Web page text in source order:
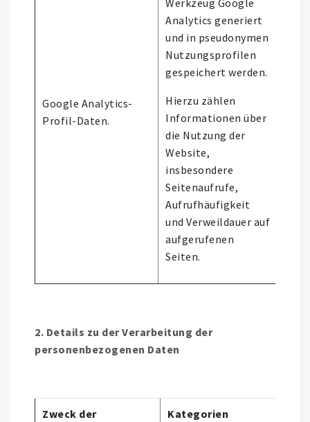
Google Analytics-
Profil-Daten.
Werkzeug Google
Analytics generiert
und in pseudonymen
Nutzungsprofilen
gespeichert werden.
Hierzu zählen
Informationen über
die Nutzung der
Website,
insbesondere
Seitenaufrufe,
Aufrufhäufigkeit
und Verweildauer auf
aufgerufenen
Seiten.
2. Details zu der Verarbeitung der
personenbezogenen Daten
Zweck der
Kategorien